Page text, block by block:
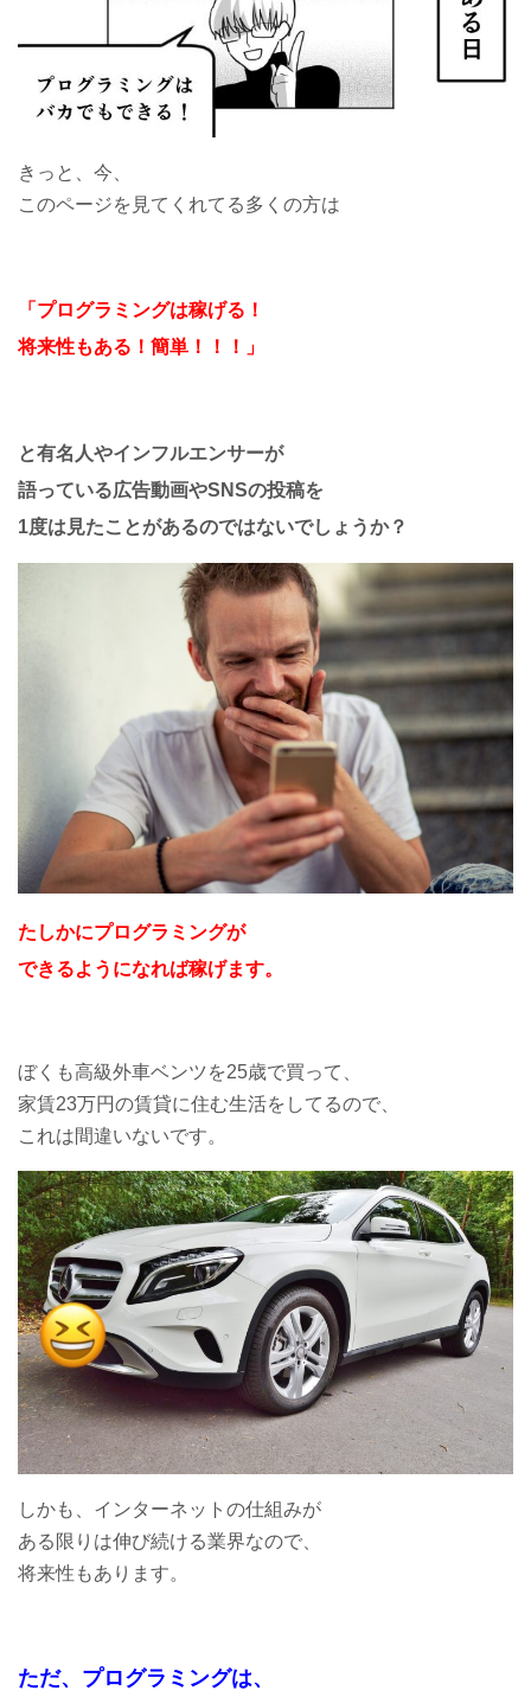
きっと、今、
このページを見てくれてる多くの方は
「プログラミングは稼げる！
将来性もある！簡単！！！」
と有名人やインフルエンサーが
語っている広告動画やSNSの投稿を
1度は見たことがあるのではないでしょうか？
たしかにプログラミングが
できるようになれば稼げます。
ぼくも高級外車ベンツを25歳で買って、
家賃23万円の賃貸に住む生活をしてるので、
これは間違いないです。
しかも、インターネットの仕組みが
ある限りは伸び続ける業界なので、
将来性もあります。
ただ、プログラミングは、